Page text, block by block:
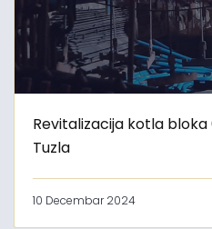
Revitalizacija kotla
Tuzla
10 Decembar 2024